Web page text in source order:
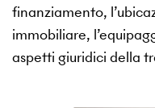
finanziamento,
immobiliare,
aspetti giuridici della